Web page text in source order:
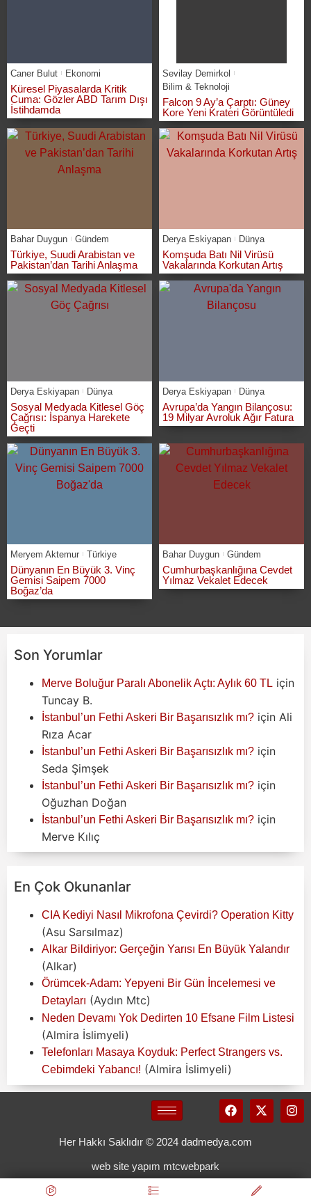
Caner Bulut Ekonomi
Küresel Piyasalarda Kritik
Cuma: Gözler ABD Tarım Dışı
İstihdamda
Sevilay Demirkol
Bilim & Teknoloji
Falcon 9 Ay’a Çarptı: Güney
Kore Yeni Krateri Görüntüledi
Bahar Duygun Gündem
Türkiye, Suudi Arabistan ve
Pakistan’dan Tarihi Anlaşma
Derya Eskiyapan Dünya
Komşuda Batı Nil Virüsü
Vakalarında Korkutan Artış
Derya Eskiyapan Dünya
Sosyal Medyada Kitlesel Göç
Çağrısı: İspanya Harekete
Geçti
Derya Eskiyapan Dünya
Avrupa’da Yangın Bilançosu:
19 Milyar Avroluk Ağır Fatura
Meryem Aktemur Türkiye
Dünyanın En Büyük 3. Vinç
Gemisi Saipem 7000
Boğaz’da
Bahar Duygun Gündem
Cumhurbaşkanlığına Cevdet
Yılmaz Vekalet Edecek
Son Yorumlar
Merve Boluğur Paralı Abonelik Açtı: Aylık 60 TL için
Tuncay B.
İstanbul’un Fethi Askeri Bir Başarısızlık mı? için Ali
Rıza Acar
İstanbul’un Fethi Askeri Bir Başarısızlık mı? için
Seda Şimşek
İstanbul’un Fethi Askeri Bir Başarısızlık mı? için
Oğuzhan Doğan
İstanbul’un Fethi Askeri Bir Başarısızlık mı? için
Merve Kılıç
En Çok Okunanlar
CIA Kediyi Nasıl Mikrofona Çevirdi? Operation Kitty
(Asu Sarsılmaz)
Alkar Bildiriyor: Gerçeğin Yarısı En Büyük Yalandır
(Alkar)
Örümcek-Adam: Yepyeni Bir Gün İncelemesi ve
Detayları (Aydın Mtc)
Neden Devamı Yok Dedirten 10 Efsane Film Listesi
(Almira İslimyeli)
Telefonları Masaya Koyduk: Perfect Strangers vs.
Cebimdeki Yabancı! (Almira İslimyeli)
Her Hakkı Saklıdır © 2024 dadmedya.com
web site yapım mtcwebpark